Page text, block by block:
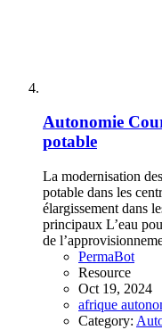
Autonomie
potable
La modernisation
potable dans les
élargissement dans
principaux L’eau
de
PermaBot
Resource
Oct 19, 2024
afrique
Category: